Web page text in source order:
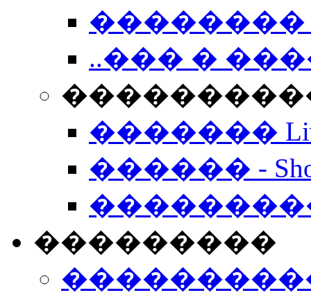
��������
..��� �
����������
�������
������ -
���������